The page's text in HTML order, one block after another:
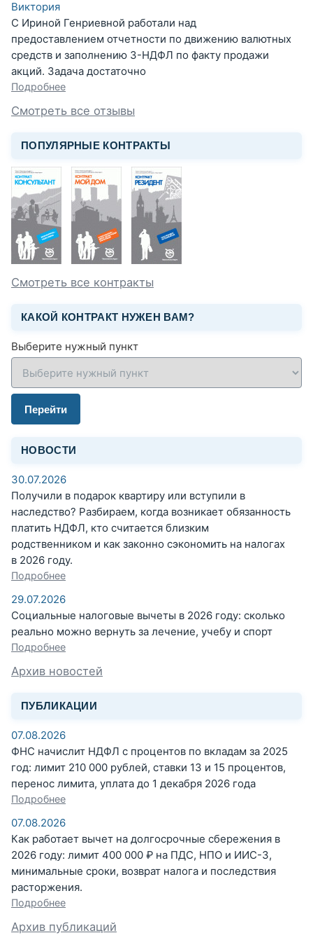
Виктория
С Ириной Генриевной работали над
предоставлением отчетности по движению валютных
средств и заполнению 3-НДФЛ по факту продажи
акций. Задача достаточно
Подробнее
Смотреть все отзывы
ПОПУЛЯРНЫЕ КОНТРАКТЫ
Смотреть все контракты
КАКОЙ КОНТРАКТ НУЖЕН ВАМ?
Выберите нужный пункт
Перейти
НОВОСТИ
30.07.2026
Получили в подарок квартиру или вступили в
наследство? Разбираем, когда возникает обязанность
платить НДФЛ, кто считается близким
родственником и как законно сэкономить на налогах
в 2026 году.
Подробнее
29.07.2026
Социальные налоговые вычеты в 2026 году: сколько
реально можно вернуть за лечение, учебу и спорт
Подробнее
Архив новостей
ПУБЛИКАЦИИ
07.08.2026
ФНС начислит НДФЛ с процентов по вкладам за 2025
год: лимит 210 000 рублей, ставки 13 и 15 процентов,
перенос лимита, уплата до 1 декабря 2026 года
Подробнее
07.08.2026
Как работает вычет на долгосрочные сбережения в
2026 году: лимит 400 000 ₽ на ПДС, НПО и ИИС-3,
минимальные сроки, возврат налога и последствия
расторжения.
Подробнее
Архив публикаций